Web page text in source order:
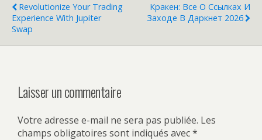
Revolutionize Your Trading
Experience With Jupiter
Swap
Кракен: Все О Ссылках И
Заходе В Даркнет 2026
Laisser un commentaire
Votre adresse e-mail ne sera pas publiée. Les
champs obligatoires sont indiqués avec*